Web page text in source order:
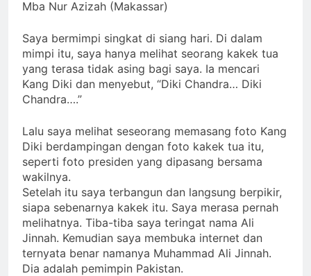
Mba Nur Azizah (Makassar)
Saya bermimpi singkat di siang hari. Di dalam
mimpi itu, saya hanya melihat seorang kakek tua
yang terasa tidak asing bagi saya. Ia mencari
Kang Diki dan menyebut, “Diki Chandra… Diki
Chandra….”
Lalu saya melihat seseorang memasang foto Kang
Diki berdampingan dengan foto kakek tua itu,
seperti foto presiden yang dipasang bersama
wakilnya.
Setelah itu saya terbangun dan langsung berpikir,
siapa sebenarnya kakek itu. Saya merasa pernah
melihatnya. Tiba-tiba saya teringat nama Ali
Jinnah. Kemudian saya membuka internet dan
ternyata benar namanya Muhammad Ali Jinnah.
Dia adalah pemimpin Pakistan.